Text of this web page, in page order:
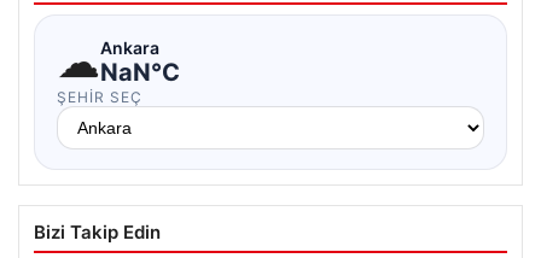
☁Ankara
NaN°C
ŞEHIR SEÇ
Bizi Takip Edin